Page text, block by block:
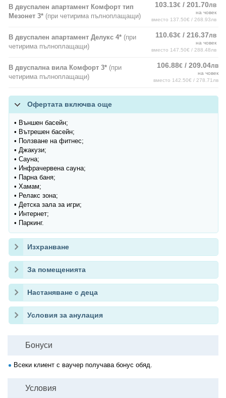
В двуспален апартамент Комфорт тип
Мезонет 3* (при четирима пълноплащащи)
103.13€ / 201.70лв
на човек
вместо 137.50€ / 268.93лв
В двуспален апартамент Делукс 4* (при
четирима пълноплащащи)
110.63€ / 216.37лв
на човек
вместо 147.50€ / 288.48лв
В двуспална вила Комфорт 3* (при
четирима пълноплащащи)
106.88€ / 209.04лв
на човек
вместо 142.50€ / 278.71лв
Офертата включва още
• Външен басейн;
• Вътрешен басейн;
• Ползване на фитнес;
• Джакузи;
• Сауна;
• Инфрачервена сауна;
• Парна баня;
• Хамам;
• Релакс зона;
• Детска зала за игри;
• Интернет;
• Паркинг.
Изхранване
За помещенията
Настаняване с деца
Условия за анулация
Бонуси
Всеки клиент с ваучер получава бонус обяд.
Условия